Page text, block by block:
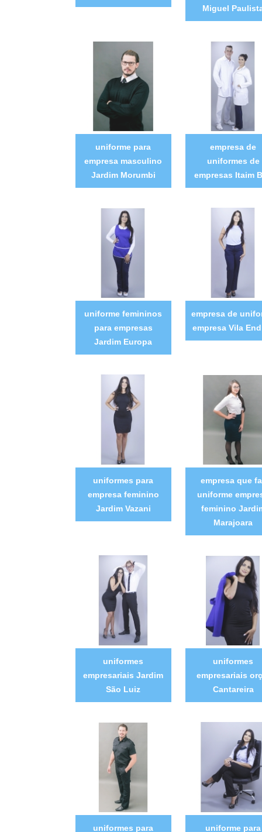
Miguel
uniforme para
empresa masculino
Jardim Morumbi
empresa de
uniformes de
empresas Itaim
uniforme femininos
para empresas
Jardim Europa
empresa de
empresa Vila
uniformes para
empresa feminino
Jardim Vazani
empresa que
uniforme
feminino
Marajoara
uniformes
empresariais Jardim
São Luiz
uniformes
empresariais
Cantareira
uniformes para uniforme para